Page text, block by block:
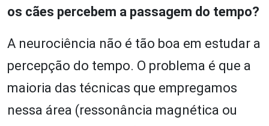
os cães percebem a passagem do tempo?
A neurociência não é tão boa em estudar a
percepção do tempo. O problema é que a
maioria das técnicas que empregamos
nessa área (ressonância magnética ou